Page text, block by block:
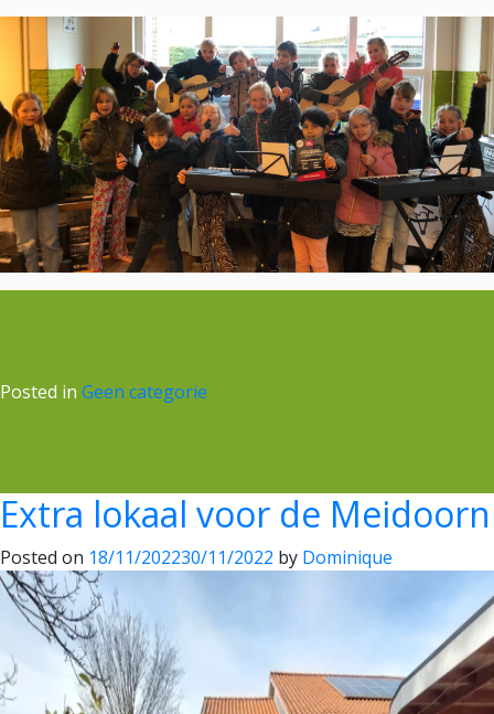
Posted in Geen categorie
Extra lokaal voor de Meidoorn
Posted on 18/11/202230/11/2022 by Dominique